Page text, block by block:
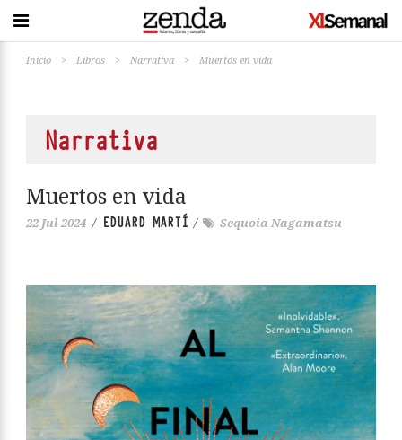
Inicio > Libros > Narrativa > Muertos en vida
Narrativa
Muertos en vida
22 Jul 2024 / EDUARD MARTÍ / Sequoia Nagamatsu